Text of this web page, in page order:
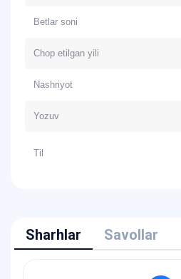
Betlar soni
Chop etilgan yili
Nashriyot
Yozuv
Til
Sharhlar Savollar